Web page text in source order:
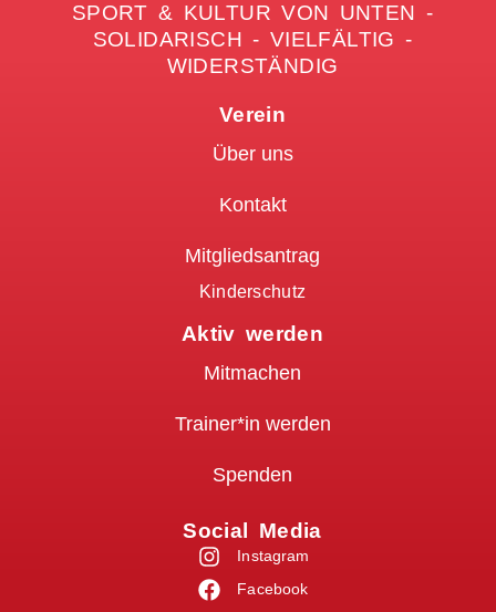
SPORT & KULTUR VON UNTEN -
SOLIDARISCH - VIELFÄLTIG -
WIDERSTÄNDIG
Verein
Über uns
Kontakt
Mitgliedsantrag
Kinderschutz
Aktiv werden
Mitmachen
Trainer*in werden
Spenden
Social Media
Instagram
Facebook